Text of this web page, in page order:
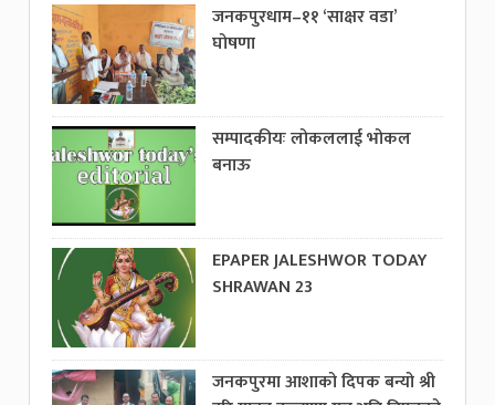
जनकपुरधाम–११ ‘साक्षर वडा’
घोषणा
सम्पादकीयः लोकललाई भोकल
बनाऊ
EPAPER JALESHWOR TODAY
SHRAWAN 23
जनकपुरमा आशाको दिपक बन्यो श्री